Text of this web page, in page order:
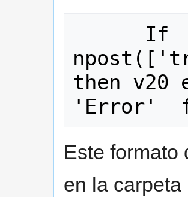
then v20
Este formato
en la